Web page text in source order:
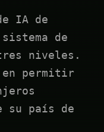
IA de
de
niveles.
en permitir
su país de